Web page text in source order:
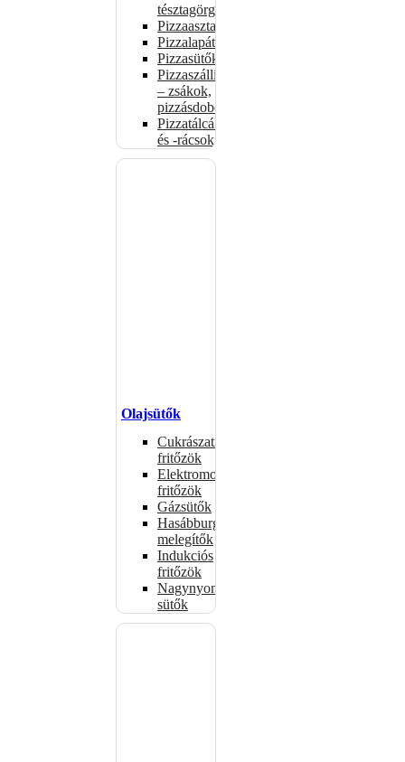
tésztagörgők
Pizzaasztalok
Pizzalapátok
Pizzasütők
Pizzaszállítás
– zsákok,
pizzásdobozok
Pizzatálcák
és -rácsok
Olajsütők
Cukrászati
fritőzök
Elektromos
fritőzök
Gázsütők
Hasábburgonya
melegítők
Indukciós
fritőzök
Nagynyomású
sütők